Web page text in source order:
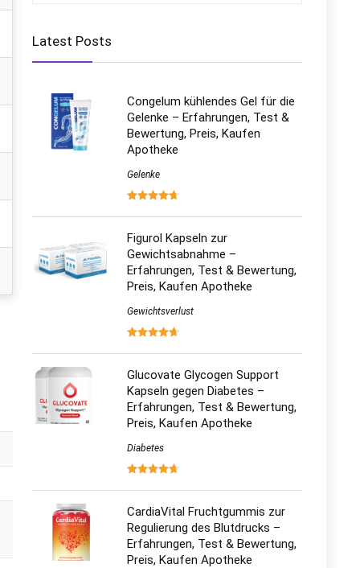
Latest Posts
Congelum kühlendes Gel für die
Gelenke – Erfahrungen, Test &
Bewertung, Preis, Kaufen
Apotheke
Gelenke
Figurol Kapseln zur
Gewichtsabnahme –
Erfahrungen, Test & Bewertung,
Preis, Kaufen Apotheke
Gewichtsverlust
Glucovate Glycogen Support
Kapseln gegen Diabetes –
Erfahrungen, Test & Bewertung,
Preis, Kaufen Apotheke
Diabetes
CardiaVital Fruchtgummis zur
Regulierung des Blutdrucks –
Erfahrungen, Test & Bewertung,
Preis, Kaufen Apotheke